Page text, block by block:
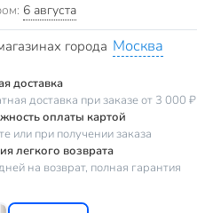
6 августа
города Москва
доставка
доставка при заказе от 3 000 ₽
оплаты картой
или при получении заказа
легкого возврата
на возврат, полная гарантия